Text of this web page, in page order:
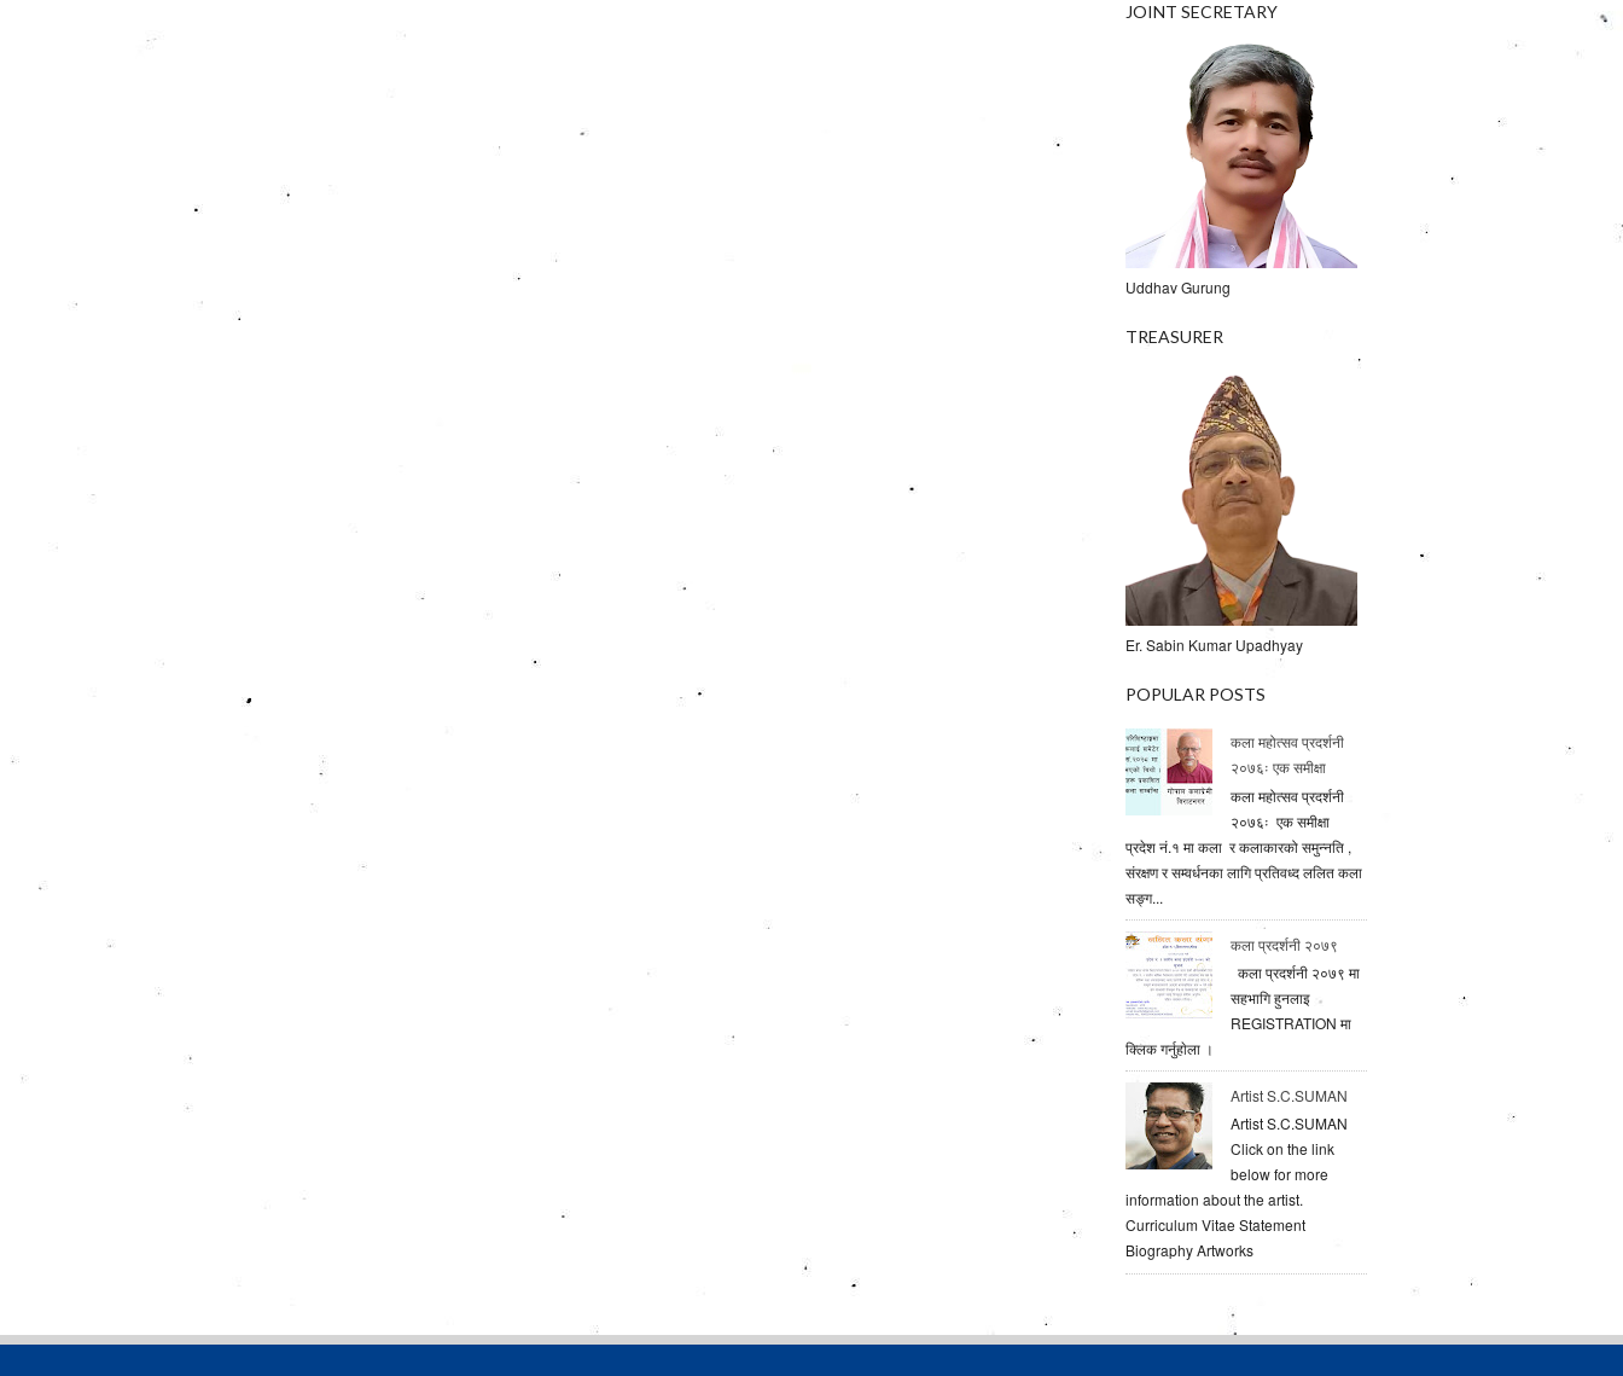
JOINT SECRETARY
Uddhav Gurung
TREASURER
Er. Sabin Kumar Upadhyay
POPULAR POSTS
कला महोत्सव प्रदर्शनी
२०७६ः एक समीक्षा
कला महोत्सव प्रदर्शनी
२०७६ः एक समीक्षा
प्रदेश नं.१ मा कला र कलाकारको समुन्नति ,
संरक्षण र सम्वर्धनका लागि प्रतिवध्द ललित कला
सङ्ग...
कला प्रदर्शनी २०७९
कला प्रदर्शनी २०७९ मा
सहभागि हुनलाइ
REGISTRATION मा
क्लिक गर्नुहाेला ।
Artist S.C.SUMAN
Artist S.C.SUMAN
Click on the link
below for more
information about the artist.
Curriculum Vitae Statement
Biography Artworks